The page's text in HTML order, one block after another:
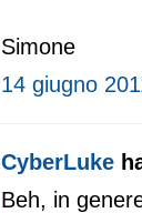
Simone
14 giugno
CyberLuke
Beh, in